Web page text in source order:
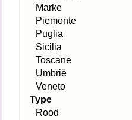
Marke
Piemonte
Puglia
Sicilia
Toscane
Umbrië
Veneto
Type
Rood